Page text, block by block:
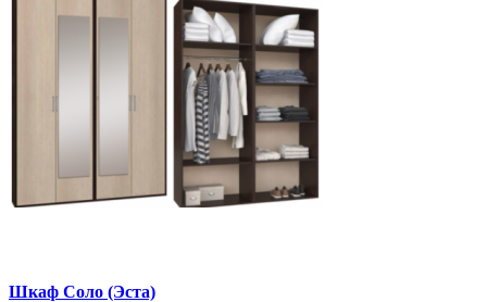
Шкаф Соло (Эста)